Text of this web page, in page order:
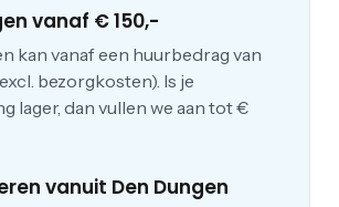
vanaf € 150,-
kan vanaf een huurbedrag van
bezorgkosten). Is je
lager, dan vullen we aan tot €
vanuit Den Dungen